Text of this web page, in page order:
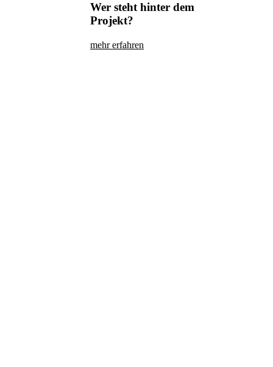
Wer steht hinter dem
Projekt?
mehr erfahren